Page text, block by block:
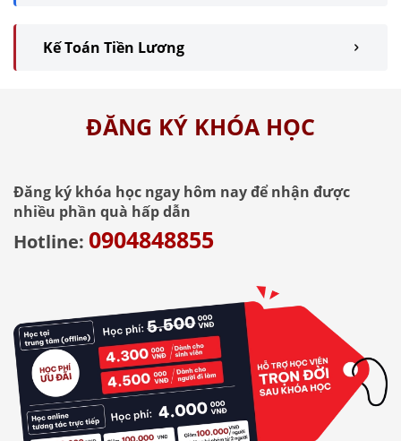
Kế Toán Tiền Lương
ĐĂNG KÝ KHÓA HỌC
Đăng ký khóa học ngay hôm nay để nhận được
nhiều phần quà hấp dẫn
Hotline: 0904848855